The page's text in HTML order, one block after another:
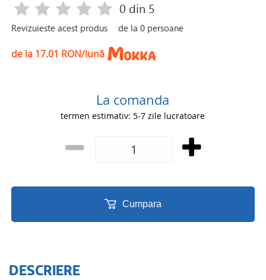
Revizuieste acest produs
0 din 5
de la0 persoane
de la 17.01 RON/lună
La comanda
termen estimativ: 5-7 zile lucratoare
Cumpara
DESCRIERE